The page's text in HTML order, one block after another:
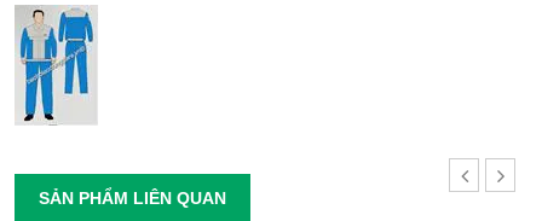
SẢN PHẨM LIÊN QUAN